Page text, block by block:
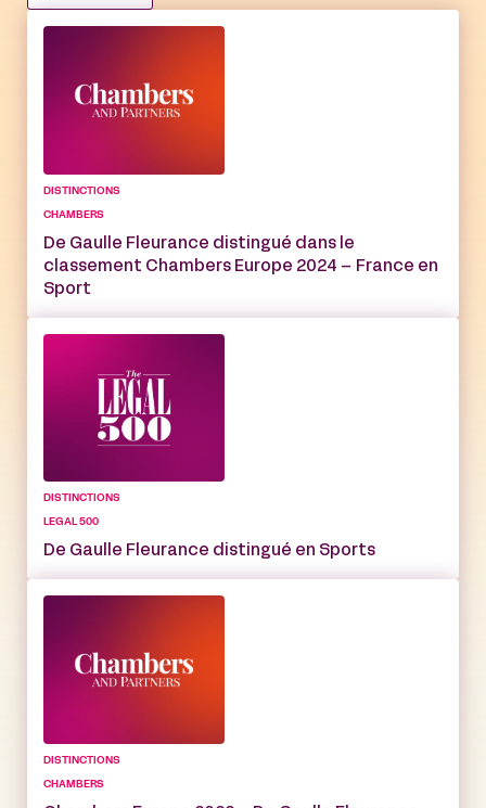
DISTINCTIONS
CHAMBERS
De Gaulle Fleurance distingué dans le
classement Chambers Europe 2024 – France en
Sport
DISTINCTIONS
LEGAL 500
De Gaulle Fleurance distingué en Sports
DISTINCTIONS
CHAMBERS